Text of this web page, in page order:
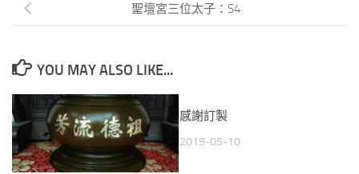
聖壇宮三位太子：S4
YOU MAY ALSO LIKE...
感謝訂製
2019-05-10